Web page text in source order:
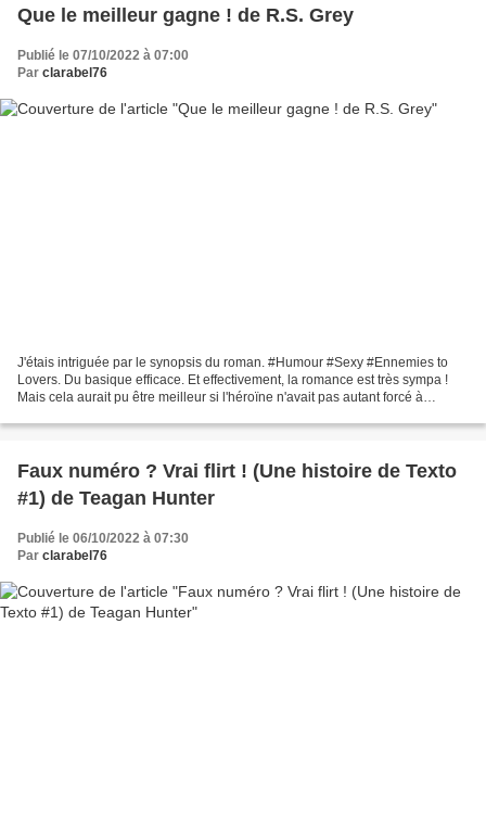
Que le meilleur gagne ! de R.S. Grey
Publié le 07/10/2022 à 07:00
Par clarabel76
J'étais intriguée par le synopsis du roman. #Humour #Sexy #Ennemies to
Lovers. Du basique efficace. Et effectivement, la romance est très sympa !
Mais cela aurait pu être meilleur si l'héroïne n'avait pas autant forcé à
Faux numéro ? Vrai flirt ! (Une histoire de Texto
#1) de Teagan Hunter
Publié le 06/10/2022 à 07:30
Par clarabel76